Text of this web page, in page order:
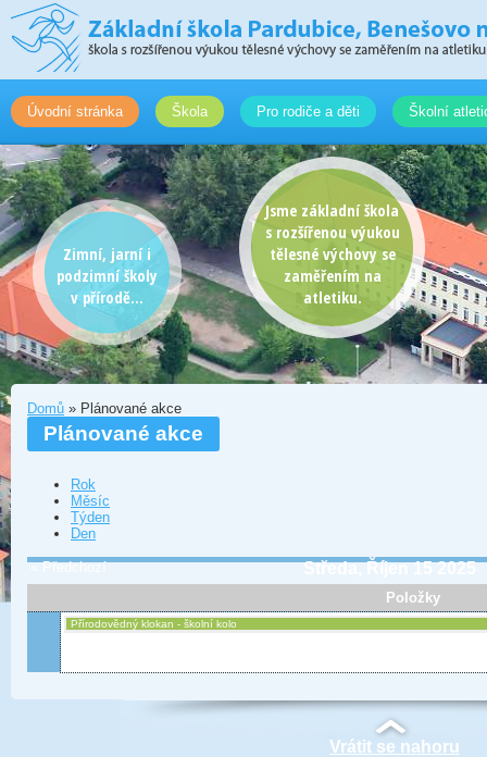
Úvodní stránka Škola Pro rodiče a děti Školní
Zimní, jarní i
podzimní školy
v přírodě...
Jsme základní škola
s rozšířenou výukou
tělesné výchovy se
zaměřením na
atletiku.
Domů » Plánované akce
Plánované akce
Rok
Měsíc
Týden
Den
« Předchozí Středa, Říjen 15 2025
Položky
Přírodovědný klokan - školní kolo
Vrátit se nahoru